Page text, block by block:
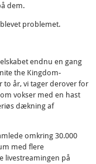
dem.
problemet.
endnu en gang
the Kingdom-
to år, vi tager derover for
vokser med en hast
dækning af
omkring 30.000
med flere
livestreamingen på